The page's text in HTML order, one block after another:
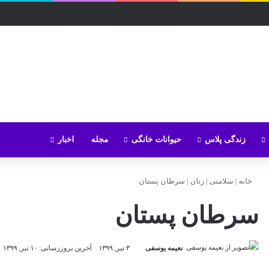
زندگی پلاس حیوانات خانگی مجله اخبار
خانه | سلامتی | زنان | سرطان پستان
سرطان پستان
نعیمه یوسفی ۳ تیر, ۱۳۹۹ آخرین بروزرسانی: ۱۰ تیر, ۱۳۹۹